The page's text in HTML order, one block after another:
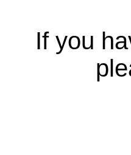
If you